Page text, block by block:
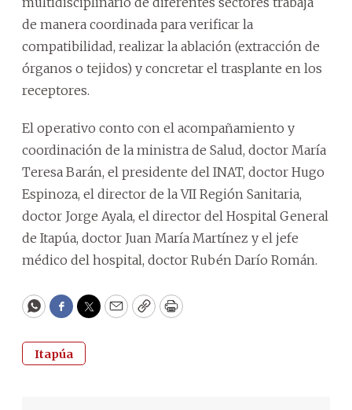
de manera coordinada para verificar la
compatibilidad, realizar la ablación (extracción de
órganos o tejidos) y concretar el trasplante en los
receptores.
El operativo conto con el acompañamiento y
coordinación de la ministra de Salud, doctor María
Teresa Barán, el presidente del INAT, doctor Hugo
Espinoza, el director de la VII Región Sanitaria,
doctor Jorge Ayala, el director del Hospital General
de Itapúa, doctor Juan María Martínez y el jefe
médico del hospital, doctor Rubén Darío Román.
WhatsApp
Facebook
Twitter
EmailCopyPrint
Itapúa